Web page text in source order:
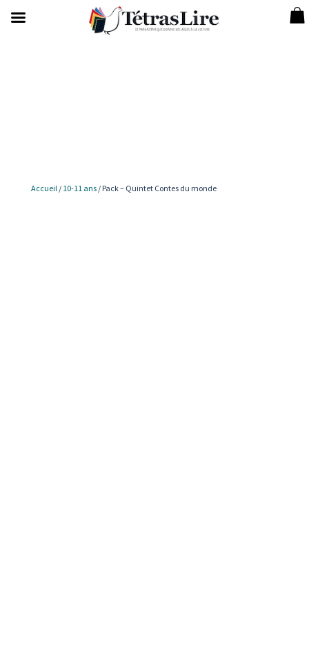
Accueil/ 10-11 ans/ Pack – Quintet Contes du monde